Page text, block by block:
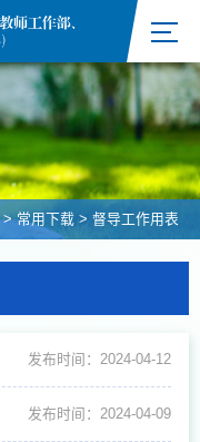
> 常用下载 > 督导工作用表
发布时间：2024-04-12
发布时间：2024-04-09